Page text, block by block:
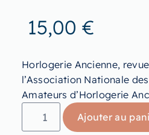
15,00 €
Horlogerie Ancienne,
l’Association Nationale
Amateurs d’Horlogerie
Ajouter au